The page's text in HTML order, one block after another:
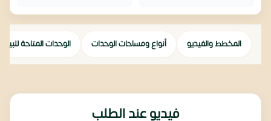
المخطط والفيديو أنواع ومساحات الوحدات الوحدات المتاحة للبيع
فيديو عند الطلب